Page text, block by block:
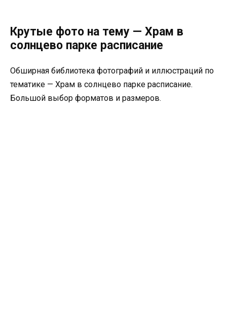
Крутые фото на тему — Храм в
солнцево парке расписание
Обширная библиотека фотографий и иллюстраций по
тематике — Храм в солнцево парке расписание.
Большой выбор форматов и размеров.